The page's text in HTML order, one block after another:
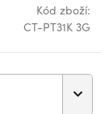
Kód zboží:
CT-PT31K 3G